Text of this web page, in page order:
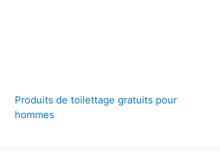
Produits de toilettage gratuits pour
hommes